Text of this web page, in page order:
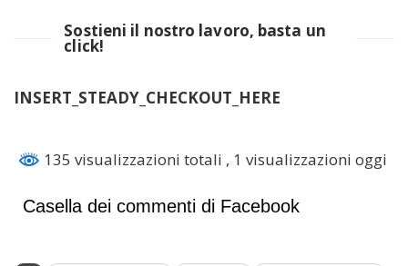
Sostieni il nostro lavoro, basta un
click!
INSERT_STEADY_CHECKOUT_HERE
135 visualizzazioni totali , 1 visualizzazioni oggi
Casella dei commenti di Facebook